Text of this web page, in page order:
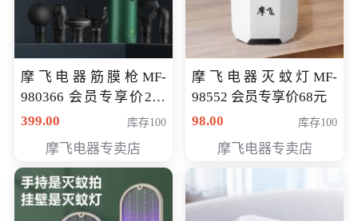
摩飞电器筋膜枪MF-
980366 会员专享价299
元
399.00 库存100
摩飞电器专卖店
摩飞电器灭蚊灯MF-
98552 会员专享价68元
98.00
库存100
摩飞电器专卖店